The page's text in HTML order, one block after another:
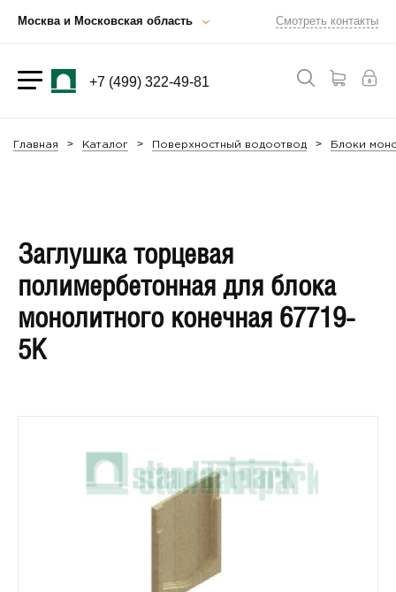
Москва и Московская область Смотреть контакты
+7 (499) 322-49-81
Главная Каталог Поверхностный водоотвод Блоки
Заглушка торцевая
полимербетонная для блока
монолитного конечная 67719-
5К